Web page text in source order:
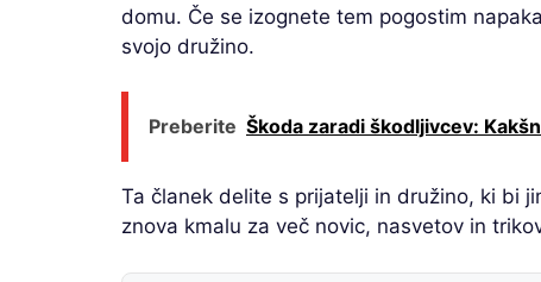
domu. Če se izognete tem pogostim
svojo družino.
Preberite Škoda zaradi škodljivcev:
Ta članek delite s prijatelji in družino, ki bi
znova kmalu za več novic, nasvetov in